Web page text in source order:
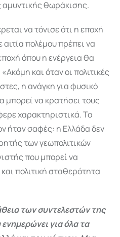
θωράκισης.
να τόνισε ότι η εποχή
πολέμου πρέπει να
όπου η ενέργεια θα
και όταν οι πολιτικές
η ανάγκη για φυσικό
μπορεί να κρατήσει τους
χαρακτηριστικά. Το
ήταν σαφές: η Ελλάδα δεν
των γεωπολιτικών
που μπορεί να
πολιτική σταθερότητα
των συντελεστών της
για όλα τα